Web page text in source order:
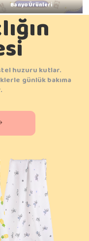
Banyo Ürünleri
huzuru kutlar.
günlük bakıma